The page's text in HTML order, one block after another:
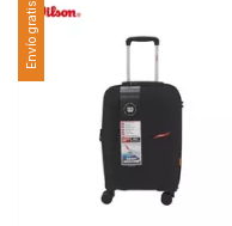
Envío gratis